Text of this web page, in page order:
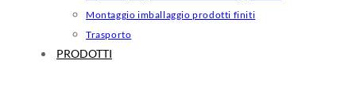
Montaggio imballaggio prodotti finiti
Trasporto
PRODOTTI